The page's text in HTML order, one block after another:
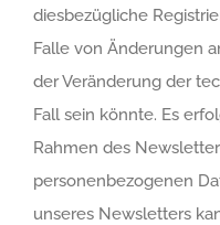
diesbezügliche
Falle von Änderungen
der Veränderung der
Fall sein könnte. Es
Rahmen des
personenbezogenen
unseres Newsletters